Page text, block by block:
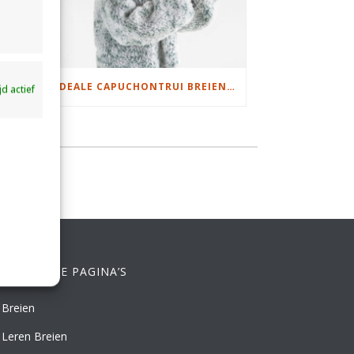
actief
DAMESJAS BREIEN VAN HEERLIJK ZACHT GAREN IDEALE CAPUCHONTRUI BREIEN VOOR THUIS OP DE BANK
PAGINA’S
Breien
Leren Breien